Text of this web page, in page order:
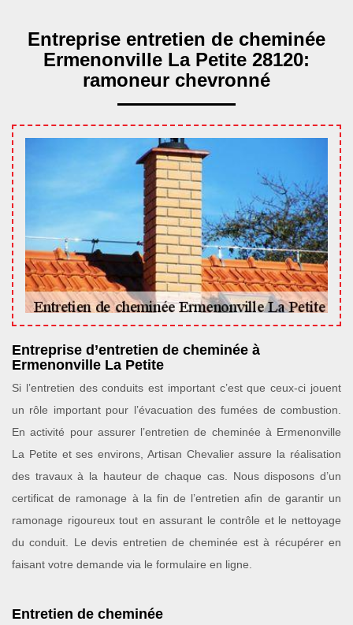
Entreprise entretien de cheminée
Ermenonville La Petite 28120:
ramoneur chevronné
Entreprise d’entretien de cheminée à
Ermenonville La Petite
Si l’entretien des conduits est important c’est que ceux-ci jouent
un rôle important pour l’évacuation des fumées de combustion.
En activité pour assurer l’entretien de cheminée à Ermenonville
La Petite et ses environs, Artisan Chevalier assure la réalisation
des travaux à la hauteur de chaque cas. Nous disposons d’un
certificat de ramonage à la fin de l’entretien afin de garantir un
ramonage rigoureux tout en assurant le contrôle et le nettoyage
du conduit. Le devis entretien de cheminée est à récupérer en
faisant votre demande via le formulaire en ligne.
Entretien de cheminée